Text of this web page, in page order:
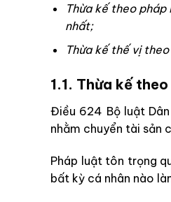
Thừa kế theo
nhất;
Thừa kế thế vị
1.1. Thừa kế
Điều 624 Bộ luật
nhằm chuyển tài sản
Pháp luật tôn trọng
bất kỳ cá nhân nào